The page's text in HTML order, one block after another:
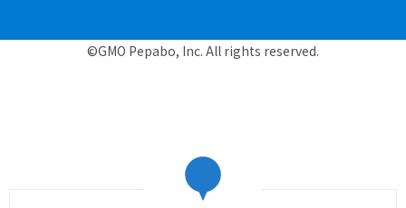
©GMO Pepabo, Inc. All rights reserved.